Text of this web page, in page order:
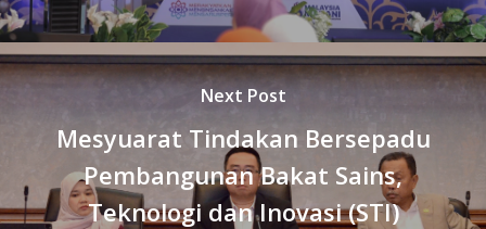
Next Post
Mesyuarat Tindakan Bersepadu
Pembangunan Bakat Sains,
Teknologi dan Inovasi (STI)